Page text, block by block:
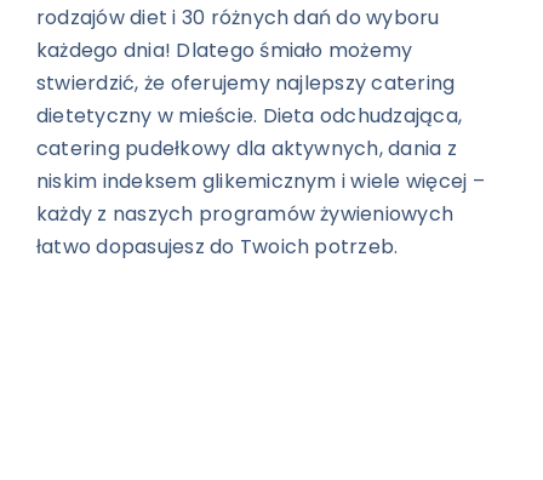
rodzajów diet i 30 różnych dań do wyboru
każdego dnia! Dlatego śmiało możemy
stwierdzić, że oferujemy najlepszy catering
dietetyczny w mieście. Dieta odchudzająca,
catering pudełkowy dla aktywnych, dania z
niskim indeksem glikemicznym i wiele więcej –
każdy z naszych programów żywieniowych
łatwo dopasujesz do Twoich potrzeb.